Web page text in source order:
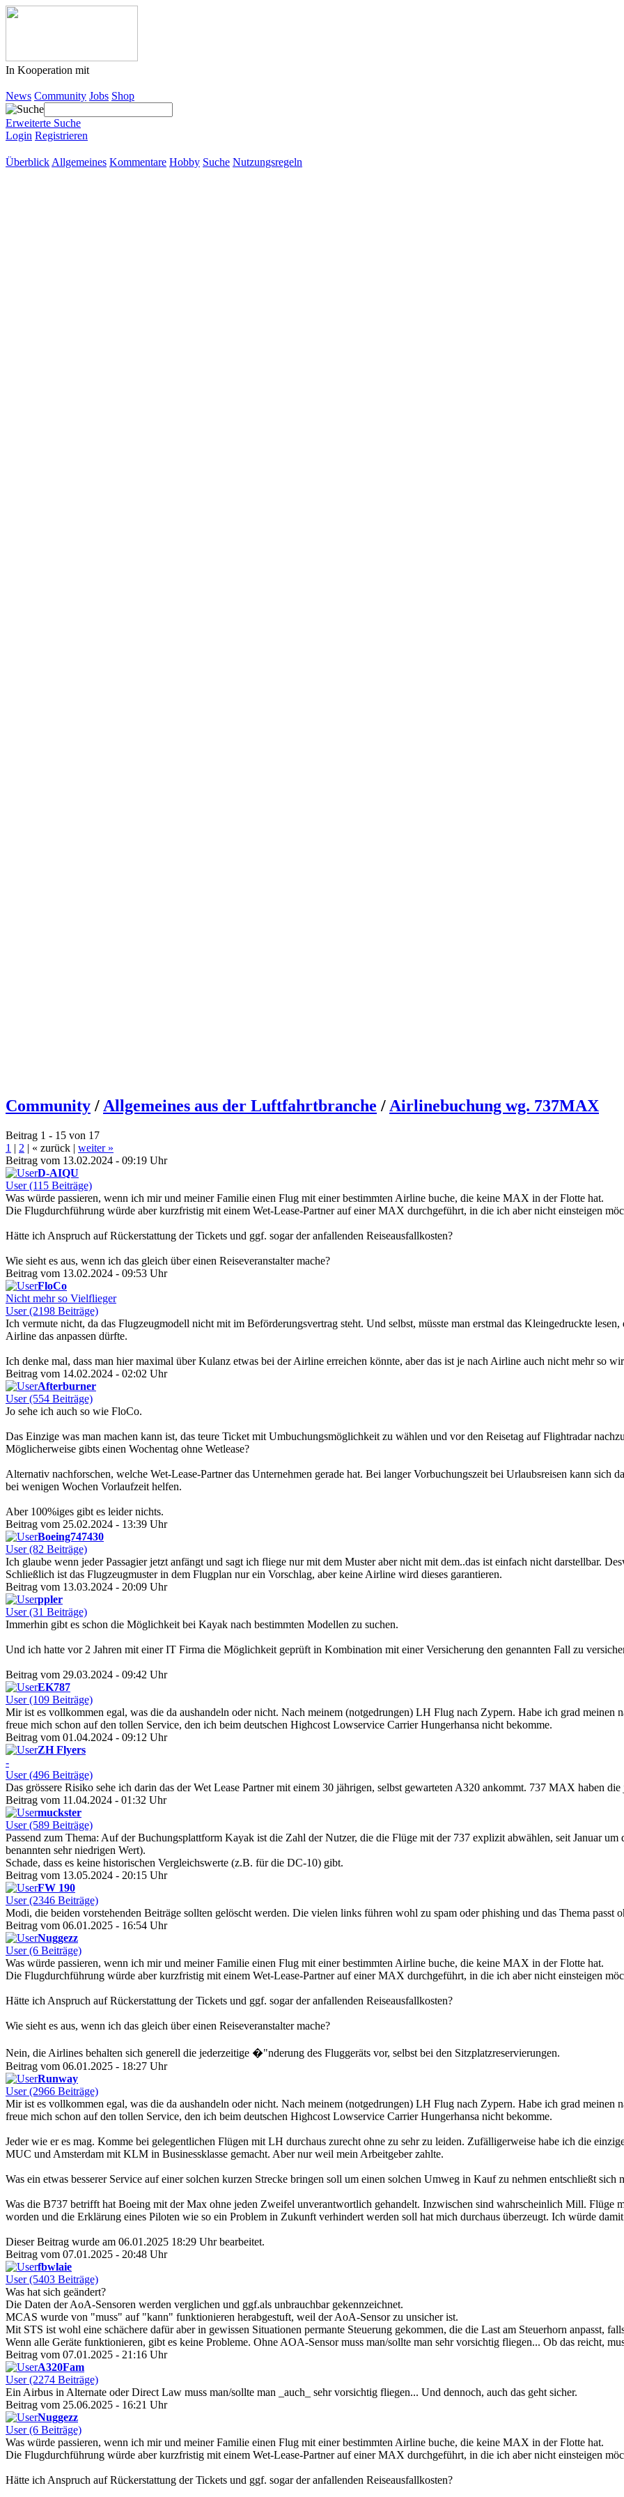
In Kooperation mit
News Community Jobs Shop
Erweiterte Suche
Login Registrieren
Überblick Allgemeines Kommentare Hobby Suche Nutzungsregeln
Community / Allgemeines aus der Luftfahrtbranche / Airlinebuchung wg. 737MAX
Beitrag 1 - 15 von 17
1 | 2 | « zurück | weiter »
Beitrag vom 13.02.2024 - 09:19 Uhr
D-AIQU
User (115 Beiträge)
Was würde passieren, wenn ich mir und meiner Familie einen Flug mit einer bestimmten Airline buche, die keine MAX in der Flotte hat.
Die Flugdurchführung würde aber kurzfristig mit einem Wet-Lease-Partner auf einer MAX durchgeführt, in die ich aber nicht einsteigen
Hätte ich Anspruch auf Rückerstattung der Tickets und ggf. sogar der anfallenden Reiseausfallkosten?
Wie sieht es aus, wenn ich das gleich über einen Reiseveranstalter mache?
Beitrag vom 13.02.2024 - 09:53 Uhr
FloCo
Nicht mehr so Vielflieger
User (2198 Beiträge)
Ich vermute nicht, da das Flugzeugmodell nicht mit im Beförderungsvertrag steht. Und selbst, müsste man erstmal das Kleingedruckte
Airline das anpassen dürfte.
Ich denke mal, dass man hier maximal über Kulanz etwas bei der Airline erreichen könnte, aber das ist je nach Airline auch nicht mehr so
Beitrag vom 14.02.2024 - 02:02 Uhr
Afterburner
User (554 Beiträge)
Jo sehe ich auch so wie FloCo.
Das Einzige was man machen kann ist, das teure Ticket mit Umbuchungsmöglichkeit zu wählen und vor den Reisetag auf Flightradar
Möglicherweise gibts einen Wochentag ohne Wetlease?
Alternativ nachforschen, welche Wet-Lease-Partner das Unternehmen gerade hat. Bei langer Vorbuchungszeit bei Urlaubsreisen kann sich
bei wenigen Wochen Vorlaufzeit helfen.
Aber 100%iges gibt es leider nichts.
Beitrag vom 25.02.2024 - 13:39 Uhr
Boeing747430
User (82 Beiträge)
Ich glaube wenn jeder Passagier jetzt anfängt und sagt ich fliege nur mit dem Muster aber nicht mit dem..das ist einfach nicht darstellbar.
Schließlich ist das Flugzeugmuster in dem Flugplan nur ein Vorschlag, aber keine Airline wird dieses garantieren.
Beitrag vom 13.03.2024 - 20:09 Uhr
ppler
User (31 Beiträge)
Immerhin gibt es schon die Möglichkeit bei Kayak nach bestimmten Modellen zu suchen.
Und ich hatte vor 2 Jahren mit einer IT Firma die Möglichkeit geprüft in Kombination mit einer Versicherung den genannten Fall zu
Beitrag vom 29.03.2024 - 09:42 Uhr
EK787
User (109 Beiträge)
Mir ist es vollkommen egal, was die da aushandeln oder nicht. Nach meinem (notgedrungen) LH Flug nach Zypern. Habe ich grad
freue mich schon auf den tollen Service, den ich beim deutschen Highcost Lowservice Carrier Hungerhansa nicht bekomme.
Beitrag vom 01.04.2024 - 09:12 Uhr
ZH Flyers
-
User (496 Beiträge)
Das grössere Risiko sehe ich darin das der Wet Lease Partner mit einem 30 jährigen, selbst gewarteten A320 ankommt. 737 MAX haben
Beitrag vom 11.04.2024 - 01:32 Uhr
muckster
User (589 Beiträge)
Passend zum Thema: Auf der Buchungsplattform Kayak ist die Zahl der Nutzer, die die Flüge mit der 737 explizit abwählen, seit Januar
benannten sehr niedrigen Wert).
Schade, dass es keine historischen Vergleichswerte (z.B. für die DC-10) gibt.
Beitrag vom 13.05.2024 - 20:15 Uhr
FW 190
User (2346 Beiträge)
Modi, die beiden vorstehenden Beiträge sollten gelöscht werden. Die vielen links führen wohl zu spam oder phishing und das Thema passt
Beitrag vom 06.01.2025 - 16:54 Uhr
Nuggezz
User (6 Beiträge)
Was würde passieren, wenn ich mir und meiner Familie einen Flug mit einer bestimmten Airline buche, die keine MAX in der Flotte hat.
Die Flugdurchführung würde aber kurzfristig mit einem Wet-Lease-Partner auf einer MAX durchgeführt, in die ich aber nicht einsteigen
Hätte ich Anspruch auf Rückerstattung der Tickets und ggf. sogar der anfallenden Reiseausfallkosten?
Wie sieht es aus, wenn ich das gleich über einen Reiseveranstalter mache?
Nein, die Airlines behalten sich generell die jederzeitige �"nderung des Fluggeräts vor, selbst bei den Sitzplatzreservierungen.
Beitrag vom 06.01.2025 - 18:27 Uhr
Runway
User (2966 Beiträge)
Mir ist es vollkommen egal, was die da aushandeln oder nicht. Nach meinem (notgedrungen) LH Flug nach Zypern. Habe ich grad
freue mich schon auf den tollen Service, den ich beim deutschen Highcost Lowservice Carrier Hungerhansa nicht bekomme.
Jeder wie er es mag. Komme bei gelegentlichen Flügen mit LH durchaus zurecht ohne zu sehr zu leiden. Zufälligerweise habe ich die
MUC und Amsterdam mit KLM in Businessklasse gemacht. Aber nur weil mein Arbeitgeber zahlte.
Was ein etwas besserer Service auf einer solchen kurzen Strecke bringen soll um einen solchen Umweg in Kauf zu nehmen entschließt sich
Was die B737 betrifft hat Boeing mit der Max ohne jeden Zweifel unverantwortlich gehandelt. Inzwischen sind wahrscheinlich Mill. Flüge
worden und die Erklärung eines Piloten wie so ein Problem in Zukunft verhindert werden soll hat mich durchaus überzeugt. Ich würde
Dieser Beitrag wurde am 06.01.2025 18:29 Uhr bearbeitet.
Beitrag vom 07.01.2025 - 20:48 Uhr
fbwlaie
User (5403 Beiträge)
Was hat sich geändert?
Die Daten der AoA-Sensoren werden verglichen und ggf.als unbrauchbar gekennzeichnet.
MCAS wurde von "muss" auf "kann" funktionieren herabgestuft, weil der AoA-Sensor zu unsicher ist.
Mit STS ist wohl eine schächere dafür aber in gewissen Situationen permante Steuerung gekommen, die die Last am Steuerhorn anpasst,
Wenn alle Geräte funktionieren, gibt es keine Probleme. Ohne AOA-Sensor muss man/sollte man sehr vorsichtig fliegen... Ob das reicht,
Beitrag vom 07.01.2025 - 21:16 Uhr
A320Fam
User (2274 Beiträge)
Ein Airbus in Alternate oder Direct Law muss man/sollte man _auch_ sehr vorsichtig fliegen... Und dennoch, auch das geht sicher.
Beitrag vom 25.06.2025 - 16:21 Uhr
Nuggezz
User (6 Beiträge)
Was würde passieren, wenn ich mir und meiner Familie einen Flug mit einer bestimmten Airline buche, die keine MAX in der Flotte hat.
Die Flugdurchführung würde aber kurzfristig mit einem Wet-Lease-Partner auf einer MAX durchgeführt, in die ich aber nicht einsteigen
Hätte ich Anspruch auf Rückerstattung der Tickets und ggf. sogar der anfallenden Reiseausfallkosten?